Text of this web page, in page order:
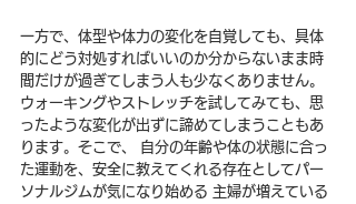
一方で、体型や体力の変化を自覚しても、具体
的にどう対処すればいいのか分からないまま時
間だけが過ぎてしまう人も少なくありません。
ウォーキングやストレッチを試してみても、思
ったような変化が出ずに諦めてしまうこともあ
ります。そこで、 自分の年齢や体の状態に合っ
た運動を、安全に教えてくれる存在としてパー
ソナルジムが気になり始める 主婦が増えている